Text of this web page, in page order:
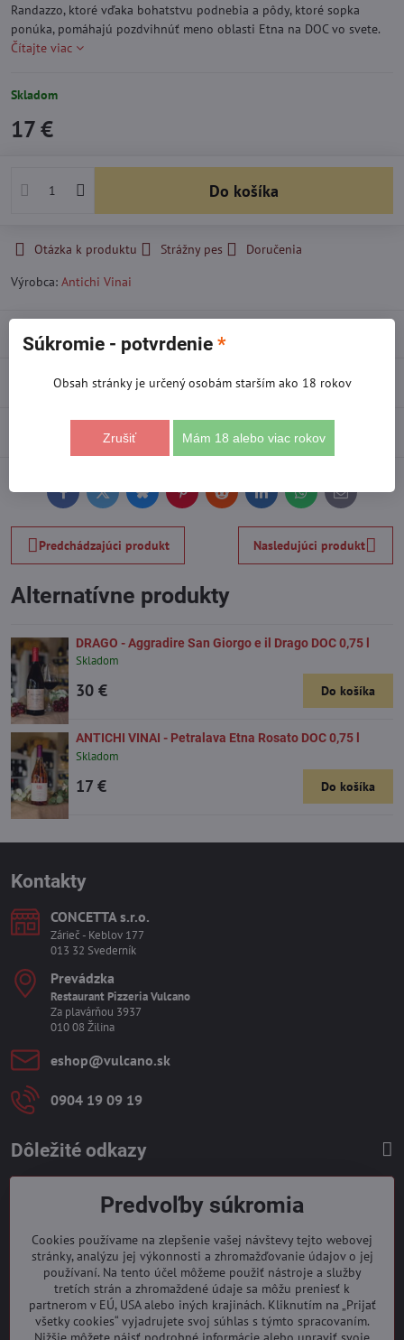
Randazzo, ktoré vďaka bohatstvu podnebia a pôdy, ktoré sopka
ponúka, pomáhajú pozdvihnúť meno oblasti Etna na DOC vo svete.
Čítajte viac
Skladom
17 €
Do košíka
Otázka k produktu Strážny pes
Doručenia
Výrobca: Antichi Vinai
Popis
Recenzie 0
FacebookTwitterBlueskyPinterestReddit LinkedInWhatsApp
E-
mail
Predchádzajúci produkt Nasledujúci produkt
Alternatívne produkty
DRAGO - Aggradire San Giorgo e il Drago DOC 0,75 l
Skladom
30 € Do košíka
ANTICHI VINAI - Petralava Etna Rosato DOC 0,75 l
Skladom
17 € Do košíka
Kontakty
CONCETTA s​.r​.o​.
Zárieč - Keblov 177
013 32 Svederník
Prevádzka
Restaurant Pizzeria Vulcano
Za plavárňou 3937
010 08 Žilina
eshop​@vulcano​.sk
0904 19 09 19
Dôležité odkazy
Predvoľby súkromia
Cookies používame na zlepšenie vašej návštevy tejto webovej
stránky, analýzu jej výkonnosti a zhromažďovanie údajov o jej
používaní. Na tento účel môžeme použiť nástroje a služby
tretích strán a zhromaždené údaje sa môžu preniesť k
partnerom v EÚ, USA alebo iných krajinách. Kliknutím na „Prijať
všetky cookies“ vyjadrujete svoj súhlas s týmto spracovaním.
Súkromie - potvrdenie *
Obsah stránky je určený osobám starším ako 18 rokov
Zrušiť Mám 18 alebo viac rokov